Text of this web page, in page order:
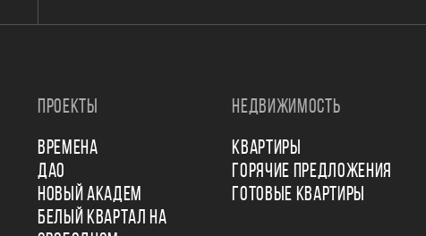
ПРОЕКТЫ
ВРЕМЕНА
ДАО
НОВЫЙ АКАДЕМ
БЕЛЫЙ КВАРТАЛ НА
НЕДВИЖИМОСТЬ
КВАРТИРЫ
ГОРЯЧИЕ ПРЕДЛОЖЕНИЯ
ГОТОВЫЕ КВАРТИРЫ